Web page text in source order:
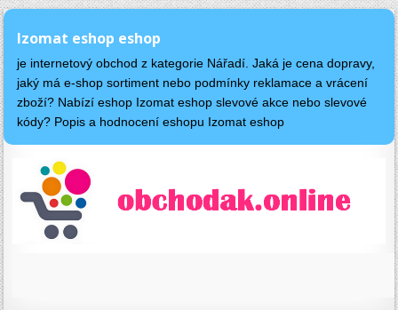
Izomat eshop eshop
je internetový obchod z kategorie Nářadí. Jaká je cena dopravy,
jaký má e-shop sortiment nebo podmínky reklamace a vrácení
zboží? Nabízí eshop Izomat eshop slevové akce nebo slevové
kódy? Popis a hodnocení eshopu Izomat eshop